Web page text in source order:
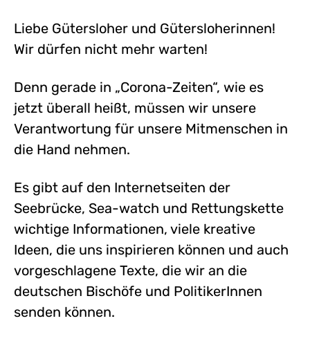
Liebe Gütersloher und Gütersloherinnen!
Wir dürfen nicht mehr warten!
Denn gerade in „Corona-Zeiten“, wie es
jetzt überall heißt, müssen wir unsere
Verantwortung für unsere Mitmenschen in
die Hand nehmen.
Es gibt auf den Internetseiten der
Seebrücke, Sea-watch und Rettungskette
wichtige Informationen, viele kreative
Ideen, die uns inspirieren können und auch
vorgeschlagene Texte, die wir an die
deutschen Bischöfe und PolitikerInnen
senden können.